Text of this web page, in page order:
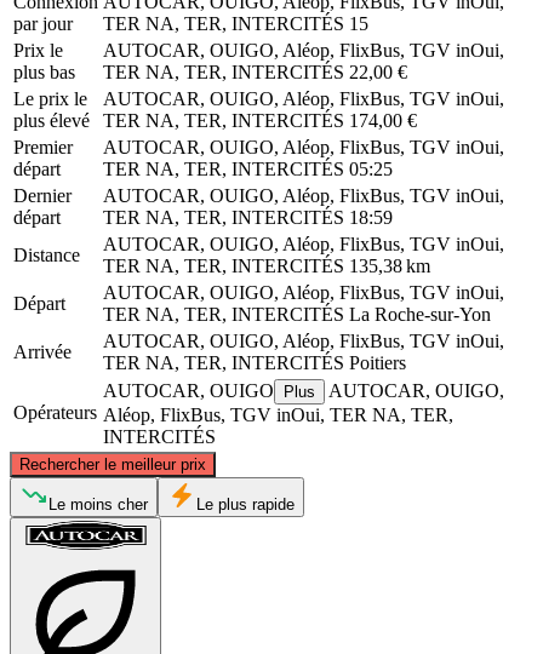
par jour
TER NA, TER, INTERCITÉS 15
Prix ​​le
plus bas
AUTOCAR, OUIGO, Aléop, FlixBus, TGV inOui,
TER NA, TER, INTERCITÉS 22,00 €
Le prix le
plus élevé
AUTOCAR, OUIGO, Aléop, FlixBus, TGV inOui,
TER NA, TER, INTERCITÉS 174,00 €
Premier
départ
AUTOCAR, OUIGO, Aléop, FlixBus, TGV inOui,
TER NA, TER, INTERCITÉS 05:25
Dernier
départ
AUTOCAR, OUIGO, Aléop, FlixBus, TGV inOui,
TER NA, TER, INTERCITÉS 18:59
Distance
AUTOCAR, OUIGO, Aléop, FlixBus, TGV inOui,
TER NA, TER, INTERCITÉS 135,38 km
Départ
AUTOCAR, OUIGO, Aléop, FlixBus, TGV inOui,
TER NA, TER, INTERCITÉS La Roche-sur-Yon
Arrivée
AUTOCAR, OUIGO, Aléop, FlixBus, TGV inOui,
TER NA, TER, INTERCITÉS Poitiers
Opérateurs
AUTOCAR, OUIGO Plus
AUTOCAR, OUIGO,
Aléop, FlixBus, TGV inOui, TER NA, TER,
INTERCITÉS
Rechercher le meilleur prix
La Roche-sur-Yon
Le moins cher Le plus rapide